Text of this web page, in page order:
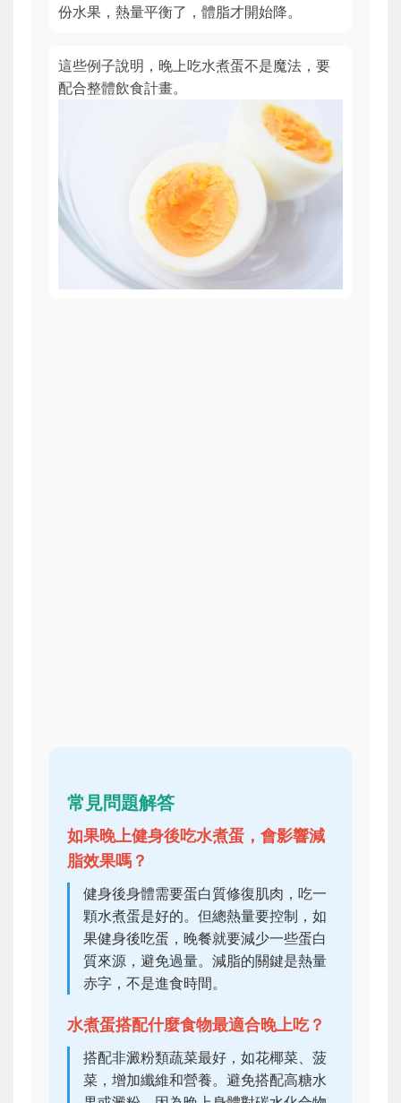
份水果，熱量平衡了，體脂才開始降。
這些例子說明，晚上吃水煮蛋不是魔法，要
配合整體飲食計畫。
常見問題解答
如果晚上健身後吃水煮蛋，會影響減
脂效果嗎？
健身後身體需要蛋白質修復肌肉，吃一
顆水煮蛋是好的。但總熱量要控制，如
果健身後吃蛋，晚餐就要減少一些蛋白
質來源，避免過量。減脂的關鍵是熱量
赤字，不是進食時間。
水煮蛋搭配什麼食物最適合晚上吃？
搭配非澱粉類蔬菜最好，如花椰菜、菠
菜，增加纖維和營養。避免搭配高糖水